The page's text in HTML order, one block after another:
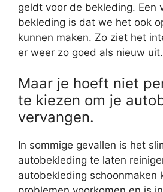
geldt voor de bekleding. Een
bekleding is dat we het ook
kunnen maken. Zo ziet het
er weer zo goed als nieuw uit.
Maar je hoeft niet
te kiezen om je
vervangen.
In sommige gevallen is het
autobekleding te laten
autobekleding schoonmaken